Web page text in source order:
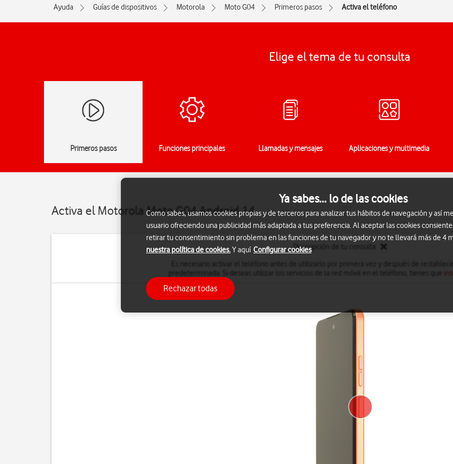
Ayuda Guías de dispositivos Motorola Moto G04 Primeros pasos Activa el teléfono
Elige el tema de tu consulta
Primeros pasos Funciones principales Llamadas y mensajes Aplicaciones y multimedia
Activa el Motorola Moto G04 Android 14
Descripción de tu consulta
Ya sabes... lo de las cookies
Como sabes, usamos cookies propias y de terceros para analizar tus hábitos de navegación y así
usuario ofreciendo una publicidad más adaptada a tus preferencia. Al aceptar las cookies
retirar tu consentimiento sin problema en las funciones de tu navegador y no te llevará más de 4
nuestra política de cookies.Y aquí Configurar cookies
Rechazar todas